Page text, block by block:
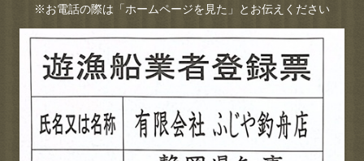
※お電話の際は「ホームページを見た」とお伝えください